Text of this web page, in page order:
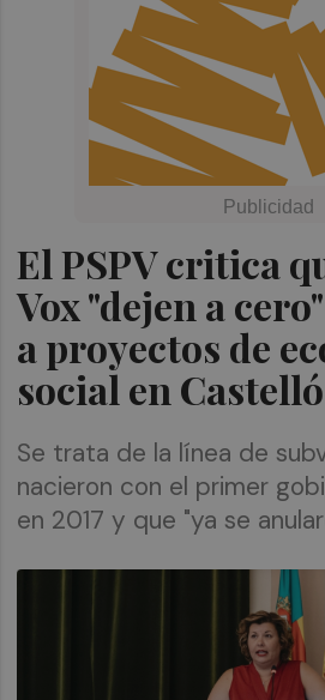
El PSPV critica
Vox "dejen a
a proyectos de
social en Castelló
Se trata de la línea de
nacieron con el primer
en 2017 y que "ya se